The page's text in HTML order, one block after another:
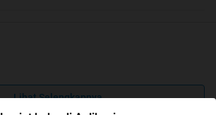
Lihat Selengkapnya